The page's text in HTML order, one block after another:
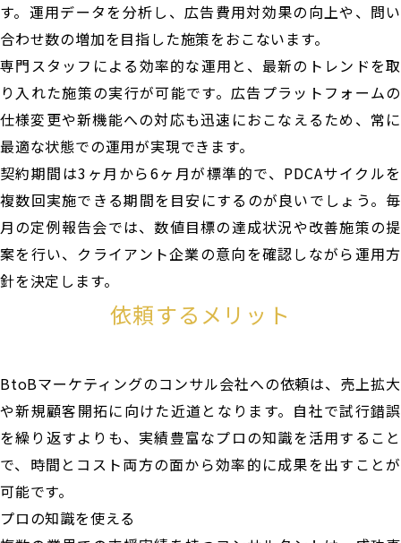
す。運用データを分析し、広告費用対効果の向上や、問い
合わせ数の増加を目指した施策をおこないます。
専門スタッフによる効率的な運用と、最新のトレンドを取
り入れた施策の実行が可能です。広告プラットフォームの
仕様変更や新機能への対応も迅速におこなえるため、常に
最適な状態での運用が実現できます。
契約期間は3ヶ月から6ヶ月が標準的で、PDCAサイクルを
複数回実施できる期間を目安にするのが良いでしょう。毎
月の定例報告会では、数値目標の達成状況や改善施策の提
案を行い、クライアント企業の意向を確認しながら運用方
針を決定します。
依頼するメリット
BtoBマーケティングのコンサル会社への依頼は、売上拡大
や新規顧客開拓に向けた近道となります。自社で試行錯誤
を繰り返すよりも、実績豊富なプロの知識を活用すること
で、時間とコスト両方の面から効率的に成果を出すことが
可能です。
プロの知識を使える